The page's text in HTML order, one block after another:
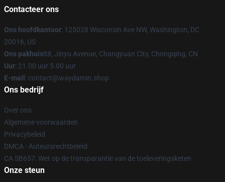
Contacteer ons
Ons hoofdkantoor: 125028 Wisconsin Ave NW, Washington, DC
20016, US
Ons pakhuis88, Jinyu Avenue, Changyuan City, Chongqing, CN
Uur: 21.00 uur 5.00 uur
E-mail : contact@waydamin.shop
Ons bedrijf
Over ons
Algemene voorwaarden
Privacybeleid
DMCA - Auteursrechtbeleid
CA SB657: Wet op de transparantie van de toeleveringsketen
Onze steun